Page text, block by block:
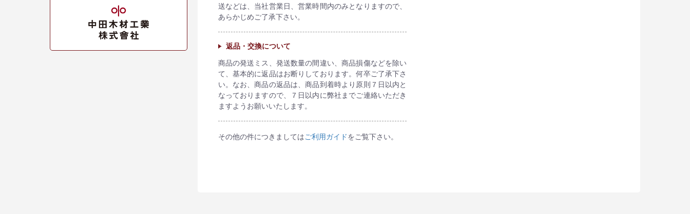
送などは、当社営業日、営業時間内のみとなりますので、
あらかじめご了承下さい。
返品・交換について
商品の発送ミス、発送数量の間違い、商品損傷などを除い
て、基本的に返品はお断りしております。何卒ご了承下さ
い。なお、商品の返品は、商品到着時より原則７日以内と
なっておりますので、７日以内に弊社までご連絡いただき
ますようお願いいたします。
その他の件につきましてはご利用ガイドをご覧下さい。